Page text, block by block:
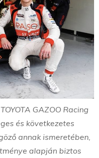
GAZOO Racing
és következetes
annak ismeretében,
alapján biztos